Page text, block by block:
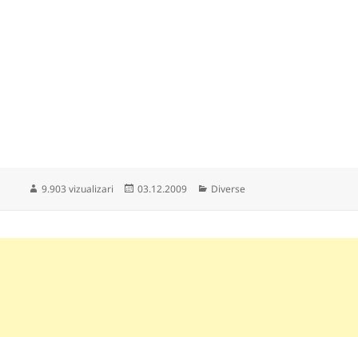
9.903 vizualizari
Publicat
03.12.2009 Categorii
Diverse